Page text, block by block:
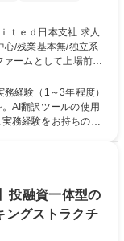
ｄ日本支社 求人
心/残業基本無/独立系
せします。基礎的な
担当として広く活躍
を使用しての対応で
自身のペースで業務
経験（1～3年程度）
AI翻訳ツールの使用
務経験をお持ちの方
施しており、ワーク
リモートも面接で相
務に柔軟に対応でき、
を推進できる方 学
語学力： 資格：
投融資一体型の
ングストラクチ